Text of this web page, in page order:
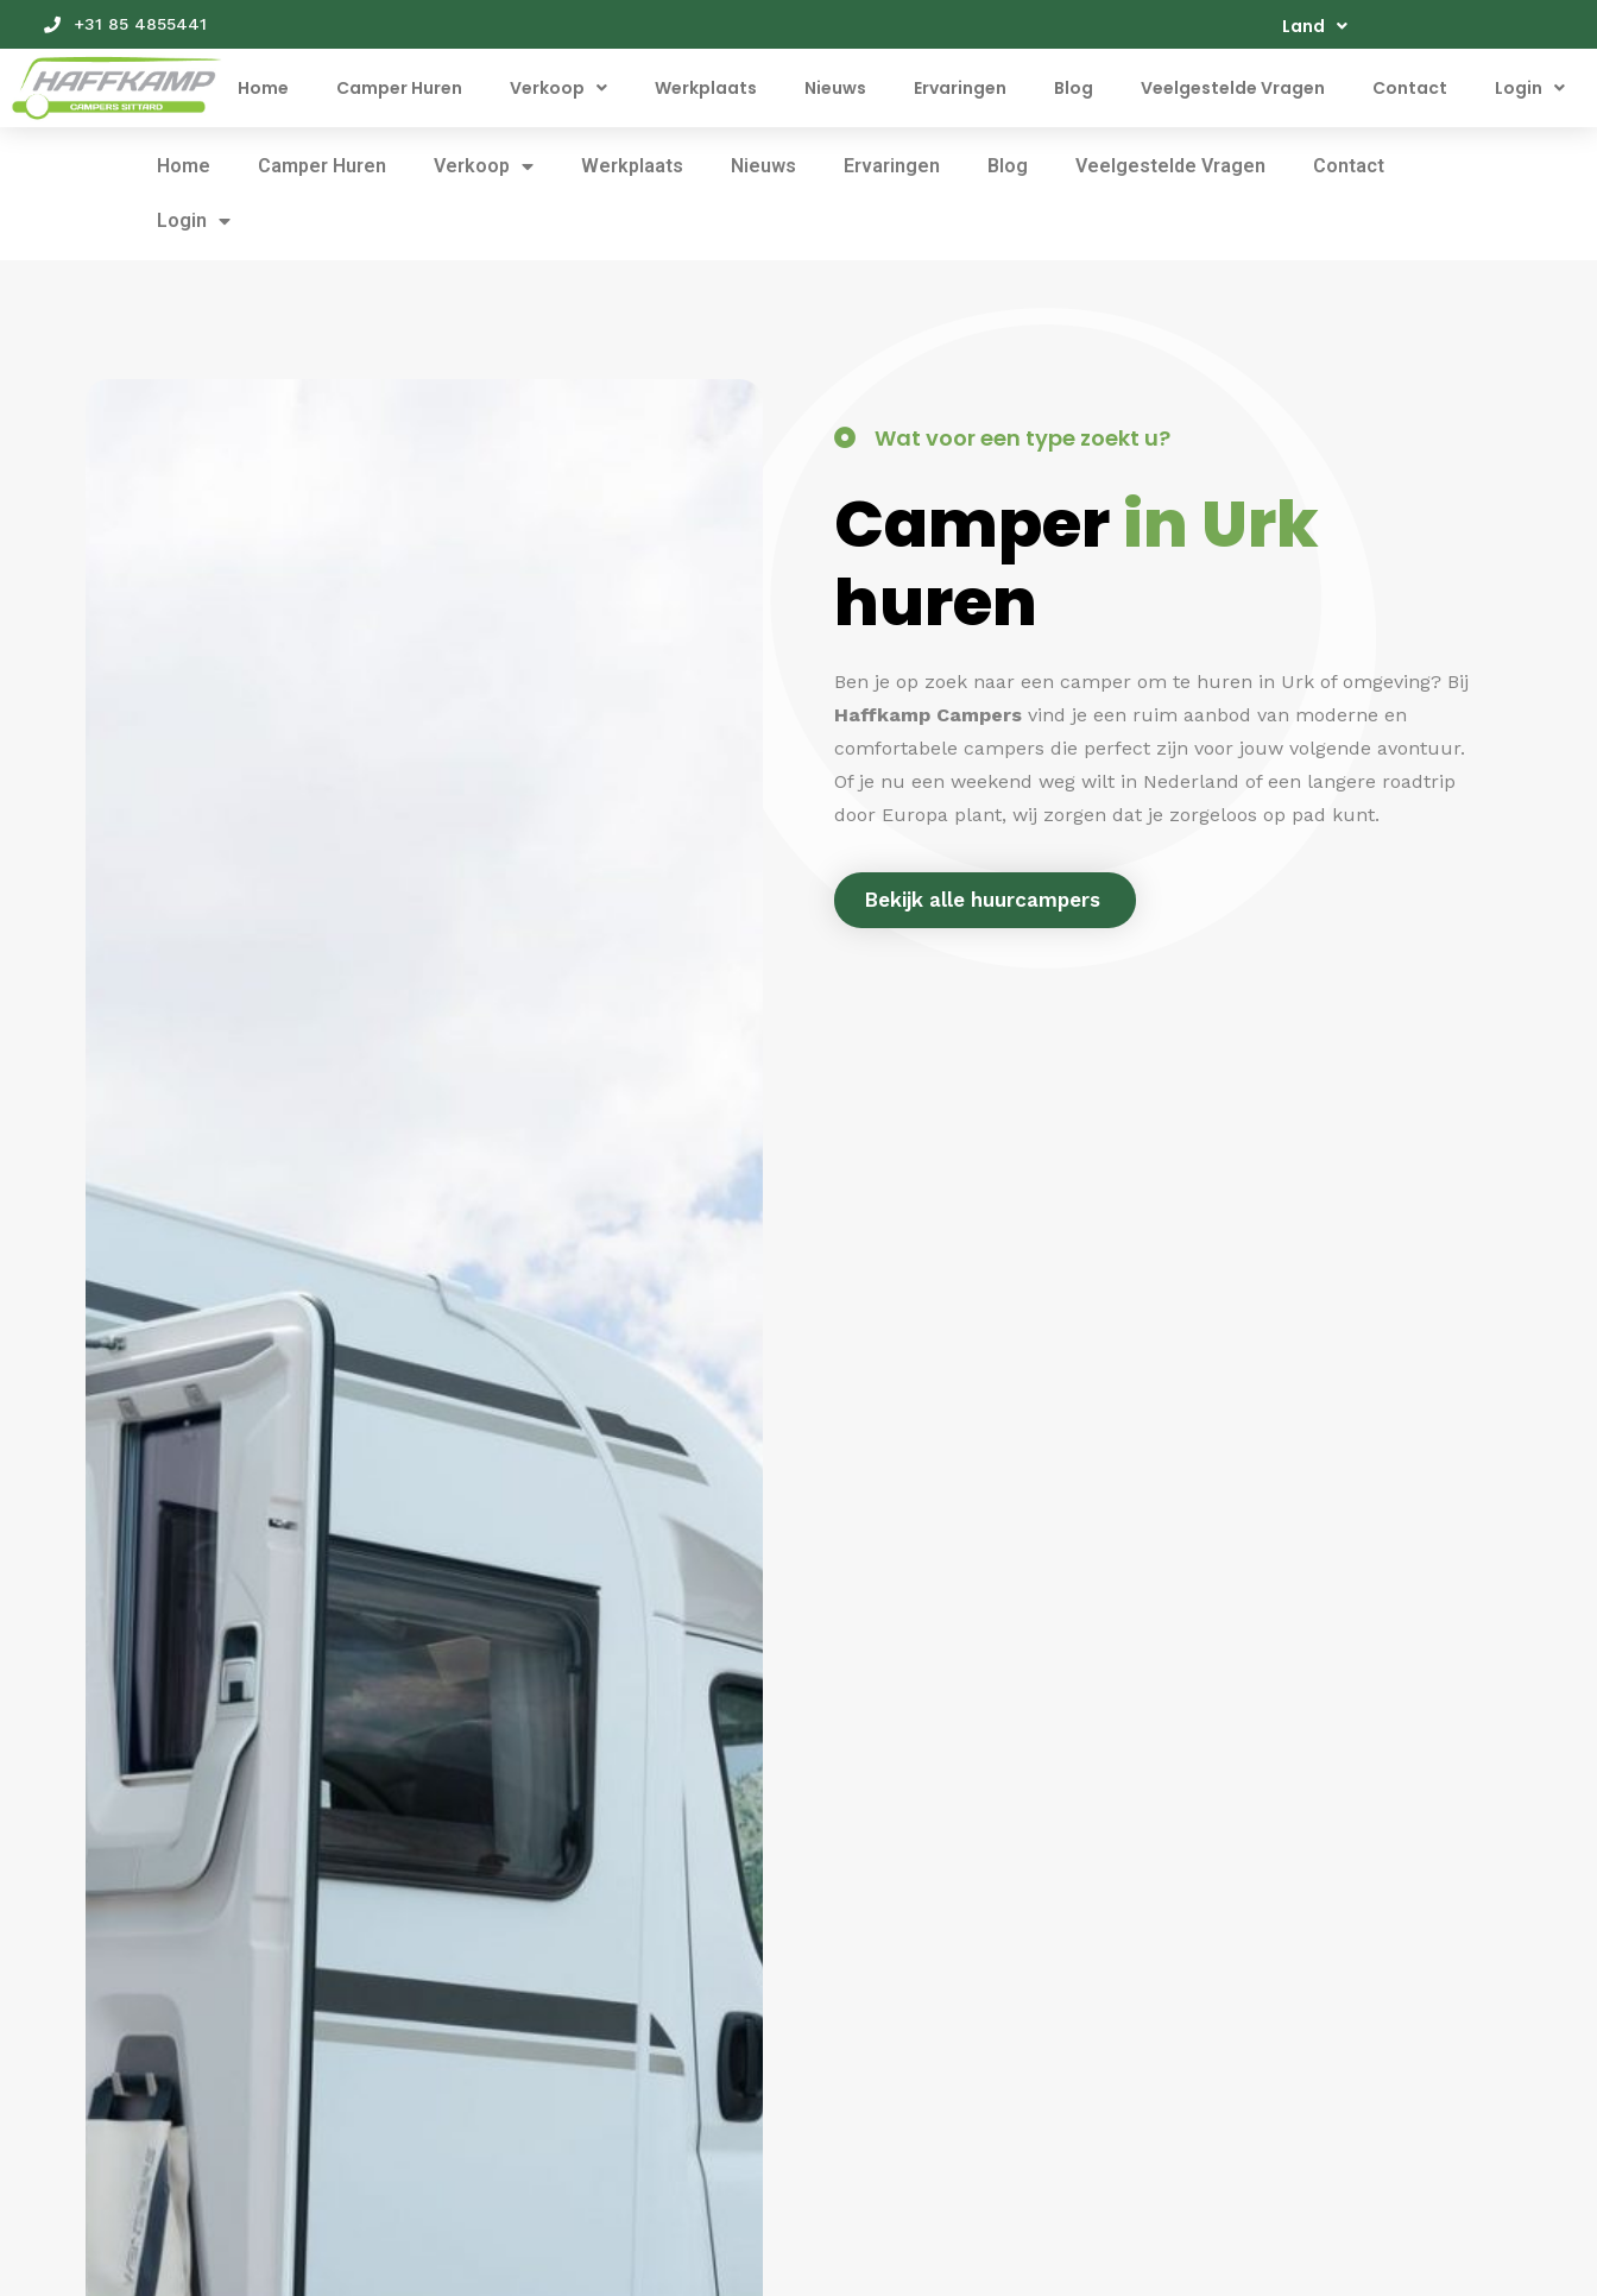
+31 85 4855441 Land
Home Camper Huren Verkoop Werkplaats Nieuws Ervaringen Blog Veelgestelde Vragen Contact Login
Home Camper Huren Verkoop Werkplaats Nieuws Ervaringen Blog Veelgestelde Vragen Contact
Login
Wat voor een type zoekt u?
Camperin Urk
huren
Ben je op zoek naar een camper om te huren in Urk of omgeving? Bij
Haffkamp Campers vind je een ruim aanbod van moderne en
comfortabele campers die perfect zijn voor jouw volgende avontuur.
Of je nu een weekend weg wilt in Nederland of een langere roadtrip
door Europa plant, wij zorgen dat je zorgeloos op pad kunt.
Bekijk alle huurcampers